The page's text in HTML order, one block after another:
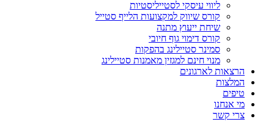
ליווי עיסקי לסטייליסטיות
קורס שיווק למקצועות הלייף סטייל
שיחת ייעוץ מתנה
קורס דימוי גוף חיובי
סמינר סטיילינג בהפקות
מנוי חינם למגזין מאמנות סטיילינג
הרצאות לארגונים
המלצות
טיפים
מי אנחנו
צרי קשר